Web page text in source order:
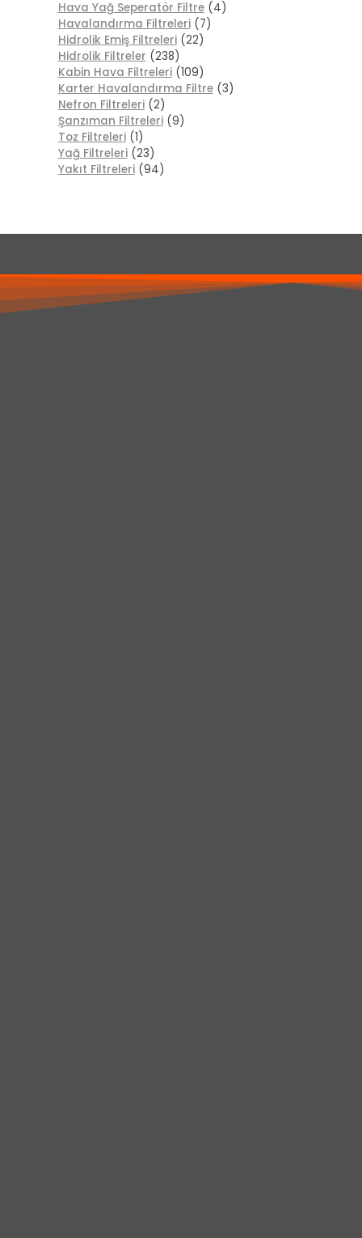
Hava Yağ Seperatör Filtre (4)
Havalandırma Filtreleri (7)
Hidrolik Emiş Filtreleri (22)
Hidrolik Filtreler (238)
Kabin Hava Filtreleri (109)
Karter Havalandırma Filtre (3)
Nefron Filtreleri (2)
Şanzıman Filtreleri (9)
Toz Filtreleri (1)
Yağ Filtreleri (23)
Yakıt Filtreleri (94)